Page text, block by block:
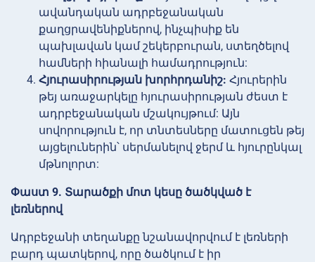
ավանդական ադրբեջանական
քաղցրավենիքներով, ինչպիսիք են
պախլավան կամ շեկերբուրան, ստեղծելով
համների հիանալի համադրություն:
Հյուրասիրության խորհրդանիշ: Հյուրերին
թեյ առաջարկելը հյուրասիրության ժեստ է
ադրբեջանական մշակույթում: Այն
սովորություն է, որ տնտեսները մատուցեն թեյ
այցելուներին՝ սերմանելով ջերմ և հյուրընկալ
մթնոլորտ:
Փաստ 9. Տարածքի մոտ կեսը ծածկված է
լեռներով
Ադրբեջանի տեղանքը նշանավորվում է լեռների
բարդ պատկերով, որը ծածկում է իր